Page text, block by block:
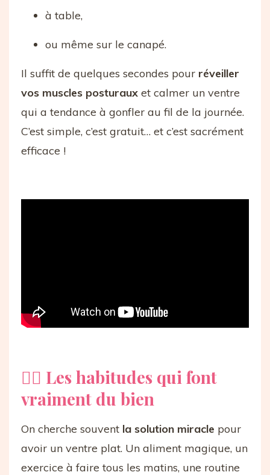
à table,
ou même sur le canapé.
Il suffit de quelques secondes pour réveiller
vos muscles posturaux et calmer un ventre
qui a tendance à gonfler au fil de la journée.
C’est simple, c’est gratuit… et c’est sacrément
efficace !
👍🏻 Les habitudes qui font
vraiment du bien
On cherche souvent la solution miracle pour
avoir un ventre plat. Un aliment magique, un
exercice à faire tous les matins, une routine